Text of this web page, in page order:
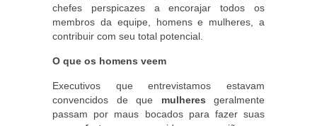
chefes perspicazes a encorajar todos os
membros da equipe, homens e mulheres, a
contribuir com seu total potencial.
O que os homens veem
Executivos que entrevistamos estavam
convencidos de que mulheres geralmente
passam por maus bocados para fazer suas